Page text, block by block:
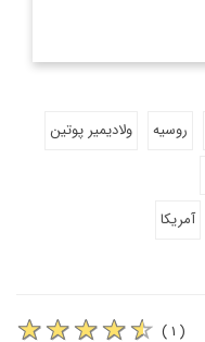
روسیه
ولادیمیر پوتین
آمریکا
( ۱ )